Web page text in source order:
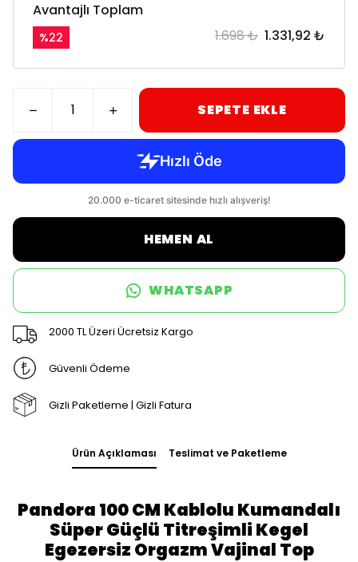
Avantajlı Toplam
%22 1.698 ₺ 1.331,92 ₺
SEPETE EKLE
HEMEN AL
WHATSAPP
2000 TL Üzeri Ücretsiz Kargo
Güvenli Ödeme
Gizli Paketleme | Gizli Fatura
Ürün Açıklaması Teslimat ve Paketleme
Pandora 100 CM Kablolu Kumandalı
Süper Güçlü Titreşimli Kegel
Egezersiz Orgazm Vajinal Top